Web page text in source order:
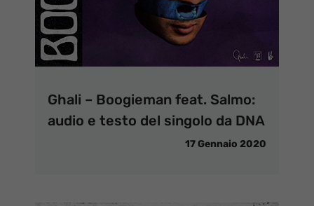
Ghali – Boogieman feat. Salmo:
audio e testo del singolo da DNA
17 Gennaio 2020